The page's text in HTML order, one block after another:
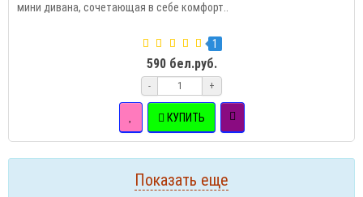
мини дивана, сочетающая в себе комфорт..
1
590 бел.руб.
- +
КУПИТЬ
Показать еще